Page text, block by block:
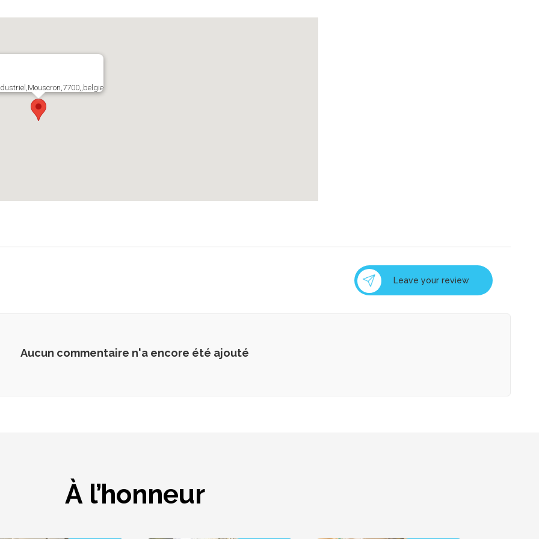
Leave your review
Aucun commentaire n'a encore été ajouté
À l’honneur